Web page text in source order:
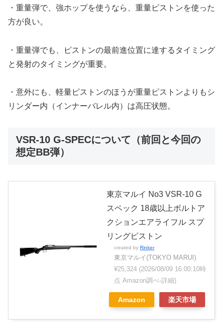
・重量弾で、強ホップを使うなら、重量ピストンを使った
方が良い。
・重量弾でも、ピストンの最前進位置に達するタイミング
と発射のタイミングが重要。
・意外にも、軽量ピストンのほうが重量ピストンよりもシ
リンダー内（インナーバレル内）は高圧状態。
VSR-10 G-SPECについて（前回と今回の
想定BB弾）
東京マルイ No3 VSR-10 G
スペック 18歳以上ボルトア
クションエアライフル スプ
リングピストン
created by Rinker
東京マルイ(TOKYO MARUI)
¥25,324 (2026/08/09 16:00:10時
点 Amazon調べ-詳細)
Amazon 楽天市場